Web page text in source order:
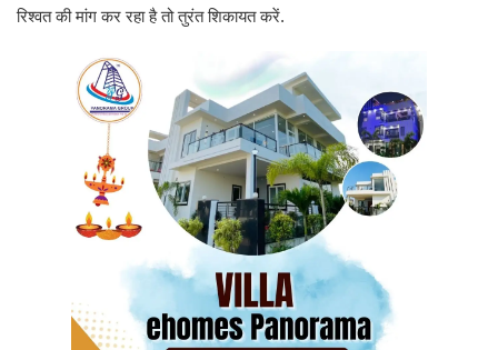
रिश्वत की मांग कर रहा है तो तुरंत शिकायत करें.